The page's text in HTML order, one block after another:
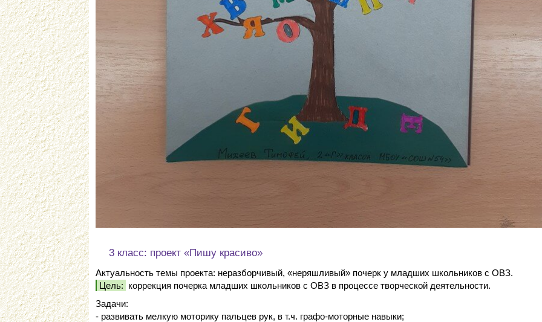
3 класс: проект «Пишу красиво»
Актуальность темы проекта: неразборчивый, «неряшливый» почерк у младших школьников с ОВЗ.
Цель: коррекция почерка младших школьников с ОВЗ в процессе творческой деятельности.
Задачи:
- развивать мелкую моторику пальцев рук, в т.ч. графо-моторные навыки;